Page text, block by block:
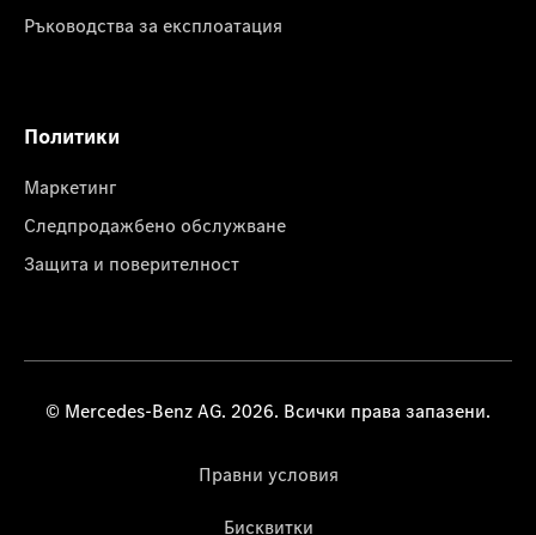
Ръководства за експлоатация
Политики
Маркетинг
Следпродажбено обслужване
Защита и поверителност
© Mercedes-Benz AG. 2026. Всички права запазени.
Правни условия
Бисквитки